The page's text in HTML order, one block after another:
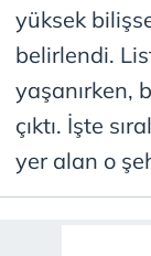
yüksek
belirlendi.
yaşanırken,
çıktı. İşte
yer alan o